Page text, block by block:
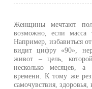
Женщины мечтают
возможно, если масса
Например, избавиться
видит цифру «90»,
живот – цель,
несколько месяцев,
времени. К тому же
самочувствия,